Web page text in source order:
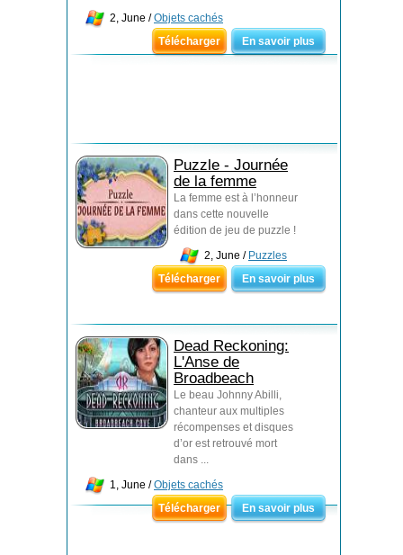
2, June /Objets cachés
Télécharger
En savoir plus
Puzzle - Journée
de la femme
La femme est à l’honneur
dans cette nouvelle
édition de jeu de puzzle !
2, June / Puzzles
Télécharger
En savoir plus
Dead Reckoning:
L'Anse de
Broadbeach
Le beau Johnny Abilli,
chanteur aux multiples
récompenses et disques
d’or est retrouvé mort
dans ...
1, June /Objets cachés
Télécharger
En savoir plus